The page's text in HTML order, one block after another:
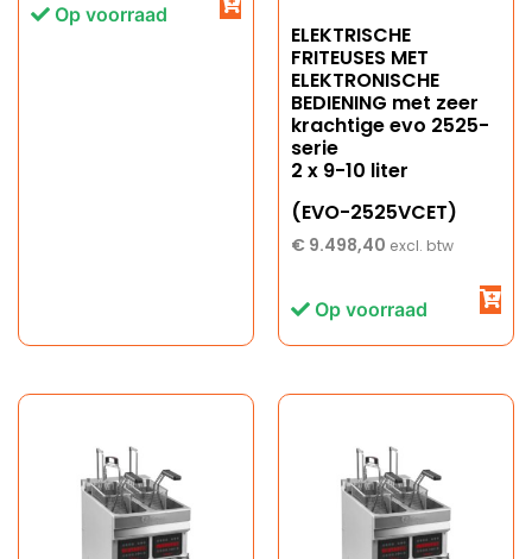
Op voorraad
ELEKTRISCHE
FRITEUSES MET
ELEKTRONISCHE
BEDIENING met zeer
krachtige evo 2525-
serie
2 x 9-10 liter
(EVO-2525VCET)
€ 9.498,40 excl. btw
Op voorraad